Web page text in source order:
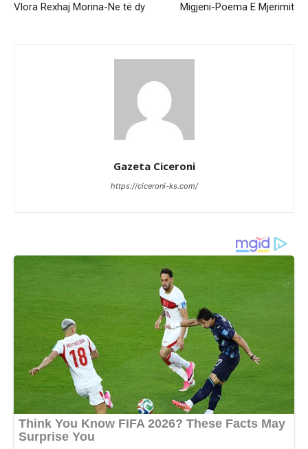
Vlora Rexhaj Morina-Ne të dy Migjeni-Poema E Mjerimit
Gazeta Ciceroni
https://ciceroni-ks.com/